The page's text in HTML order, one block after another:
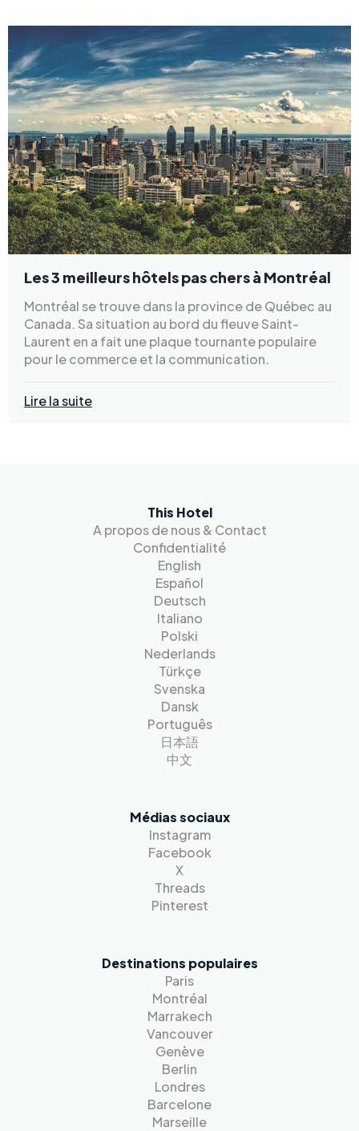
Les 3 meilleurs hôtels pas chers à Montréal
Montréal se trouve dans la province de Québec au
Canada. Sa situation au bord du fleuve Saint-
Laurent en a fait une plaque tournante populaire
pour le commerce et la communication.
Lire la suite
This Hotel
A propos de nous & Contact
Confidentialité
English
Español
Deutsch
Italiano
Polski
Nederlands
Türkçe
Svenska
Dansk
Português
日本語
中文
Médias sociaux
Instagram
Facebook
X
Threads
Pinterest
Destinations populaires
Paris
Montréal
Marrakech
Vancouver
Genève
Berlin
Londres
Barcelone
Marseille